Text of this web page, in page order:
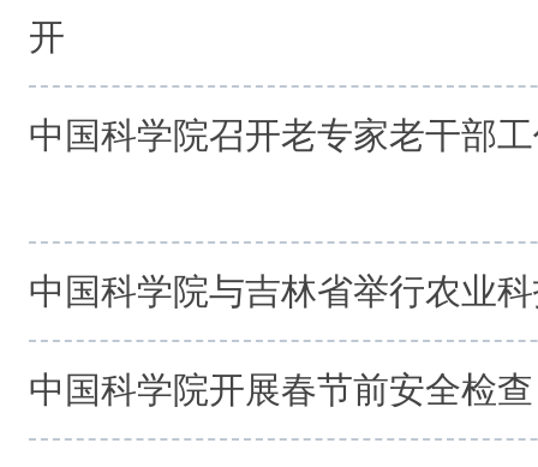
开
中国科学院召开老专家老干部
中国科学院与吉林省举行农业
中国科学院开展春节前安全检查